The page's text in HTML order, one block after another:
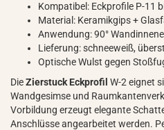
Kompatibel: Eckprofile P-11
Material: Keramikgips +
Anwendung: 90°
Lieferung: schneeweiß,
Optische Wulst gegen
DieZierstuck Eckprofil W-2 eignet
Wandgesimse und
Vorbildung erzeugt elegante
Anschlüsse angearbeitet werden.